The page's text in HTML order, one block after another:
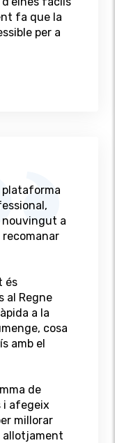
fa que la
per a
plataforma
nouvingut a
recomanar
és
al Regne
a la
cosa
amb el
de
i afegeix
millorar
allotjament